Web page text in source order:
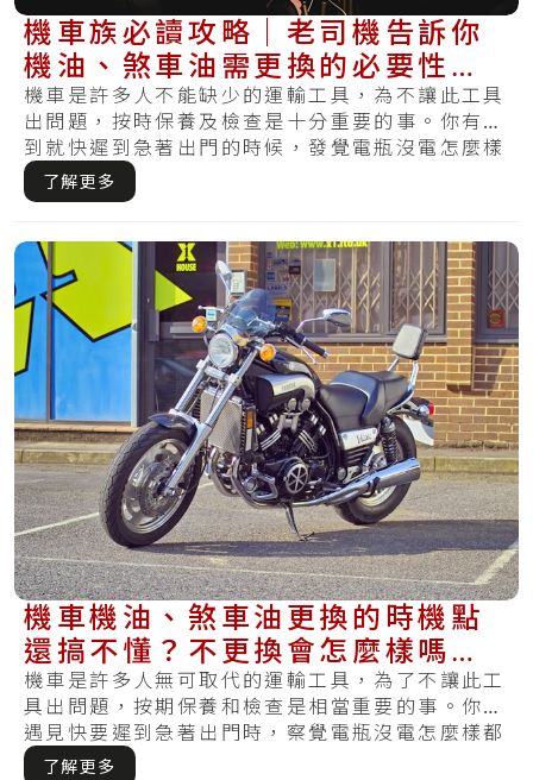
機車族必讀攻略｜老司機告訴你
機油、煞車油需更換的必要性及
更換里程數
機車是許多人不能缺少的運輸工具，為不讓此工具
出問題，按時保養及檢查是十分重要的事。你有遇
到就快遲到急著出門的時候，發覺電瓶沒電怎麼樣
都無.....
了解更多
機車機油、煞車油更換的時機點
還搞不懂？不更換會怎麼樣嗎？
現在曉得還不算晚～
機車是許多人無可取代的運輸工具，為了不讓此工
具出問題，按期保養和檢查是相當重要的事。你有
遇見快要遲到急著出門時，察覺電瓶沒電怎麼樣都
無法.....
了解更多